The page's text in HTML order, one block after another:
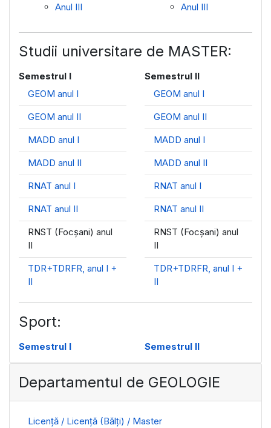
Anul III
Anul III
Studii universitare de MASTER:
Semestrul I
GEOM anul I
GEOM anul II
MADD anul I
MADD anul II
RNAT anul I
RNAT anul II
RNST (Focșani) anul
II
TDR+TDRFR, anul I +
II
Semestrul II
GEOM anul I
GEOM anul II
MADD anul I
MADD anul II
RNAT anul I
RNAT anul II
RNST (Focșani) anul
II
TDR+TDRFR, anul I +
II
Sport:
Semestrul I Semestrul II
Departamentul de GEOLOGIE
Licență / Licență (Bălți) / Master